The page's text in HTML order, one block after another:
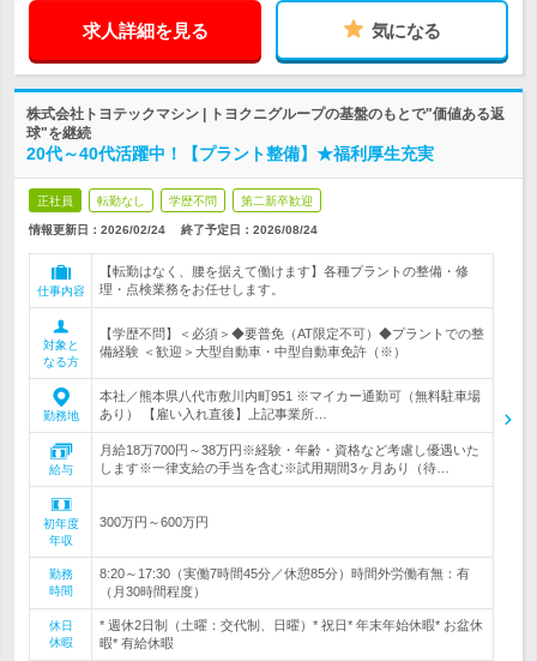
求人詳細を見る 気になる
株式会社トヨテックマシン | トヨクニグループの基盤のもとで"価値ある返
球"を継続
20代～40代活躍中！【プラント整備】★福利厚生充実
正社員 転勤なし 学歴不問 第二新卒歓迎
情報更新日：2026/02/24 終了予定日： 2026/08/24
仕事内容
【転勤はなく、腰を据えて働けます】各種プラントの整備・修
理・点検業務をお任せします。
対象と
なる方
【学歴不問】＜必須＞◆要普免（AT限定不可）◆プラントでの整
備経験 ＜歓迎＞大型自動車・中型自動車免許（※）
勤務地
本社／熊本県八代市敷川内町951 ※マイカー通勤可（無料駐車場
あり） 【雇い入れ直後】上記事業所…
給与
月給18万700円～38万円※経験・年齢・資格など考慮し優遇いた
します※一律支給の手当を含む※試用期間3ヶ月あり（待…
初年度
年収
300万円～600万円
勤務
時間
8:20～17:30（実働7時間45分／休憩85分）時間外労働有無：有
（月30時間程度）
休日
休暇
* 週休2日制（土曜：交代制、日曜）* 祝日* 年末年始休暇* お盆休
暇* 有給休暇